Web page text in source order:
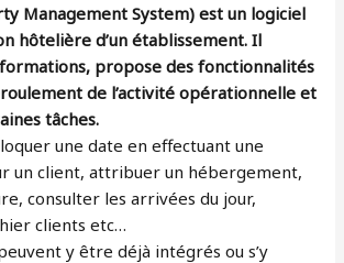
Management System) est un logiciel
hôtelière d’un établissement. Il
propose des fonctionnalités
de l’activité opérationnelle et
tâches.
une date en effectuant une
un client, attribuer un hébergement,
consulter les arrivées du jour,
clients etc…
y être déjà intégrés ou s’y